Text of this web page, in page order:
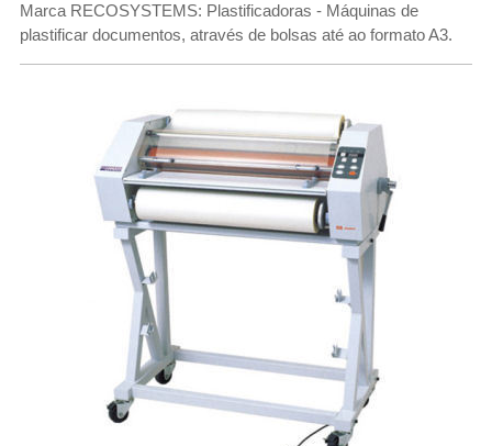
Marca RECOSYSTEMS: Plastificadoras - Máquinas de
plastificar documentos, através de bolsas até ao formato A3.